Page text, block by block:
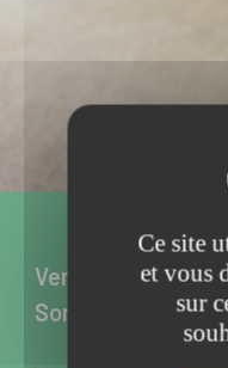
Vente d’armes
Somain dans le
Ce site
et vous
sur